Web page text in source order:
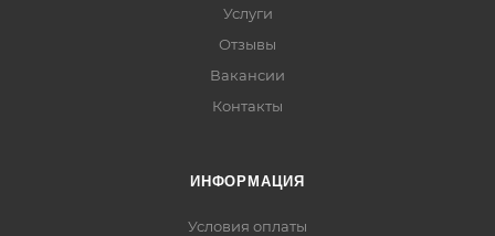
Услуги
Отзывы
Вакансии
Контакты
ИНФОРМАЦИЯ
Условия оплаты